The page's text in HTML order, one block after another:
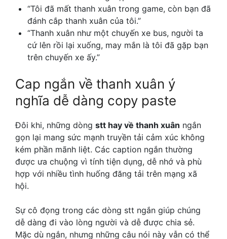
“Tôi đã mất thanh xuân trong game, còn bạn đã
đánh cắp thanh xuân của tôi.”
“Thanh xuân như một chuyến xe bus, người ta
cứ lên rồi lại xuống, may mắn là tôi đã gặp bạn
trên chuyến xe ấy.”
Cap ngắn về thanh xuân ý
nghĩa dễ dàng copy paste
Đôi khi, những dòng stt hay về thanh xuân ngắn
gọn lại mang sức mạnh truyền tải cảm xúc không
kém phần mãnh liệt. Các caption ngắn thường
được ưa chuộng vì tính tiện dụng, dễ nhớ và phù
hợp với nhiều tình huống đăng tải trên mạng xã
hội.
Sự cô đọng trong các dòng stt ngắn giúp chúng
dễ dàng đi vào lòng người và dễ được chia sẻ.
Mặc dù ngắn, nhưng những câu nói này vẫn có thể